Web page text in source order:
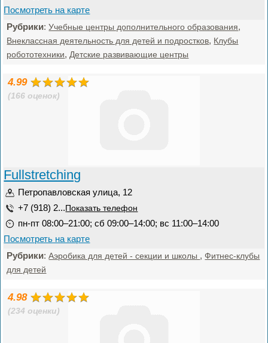
Посмотреть на карте
Рубрики:Учебные центры дополнительного образования,
Внеклассная деятельность для детей и подростков, Клубы
робототехники, Детские развивающие центры
4.99
(166 оценок)
Fullstretching
Петропавловская улица, 12
+7 (918) 2... Показать телефон
пн-пт 08:00–21:00; сб 09:00–14:00; вс 11:00–14:00
Посмотреть на карте
Рубрики:Аэробика для детей - секции и школы ,Фитнес-клубы
для детей
4.98
(234 оценки)